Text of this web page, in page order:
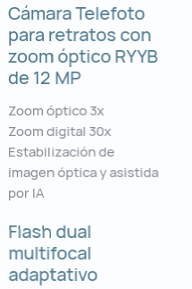
Cámara Telefoto
para retratos con
zoom óptico RYYB
de 12 MP
Zoom óptico 3x
Zoom digital 30x
Estabilización de
imagen óptica y asistida
por IA
Flash dual
multifocal
adaptativo⁠